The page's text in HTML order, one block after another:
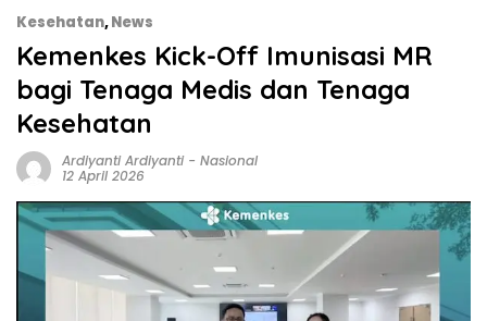
Kesehatan,News
Kemenkes Kick-Off Imunisasi MR
bagi Tenaga Medis dan Tenaga
Kesehatan
Ardiyanti Ardiyanti- Nasional
12 April 2026